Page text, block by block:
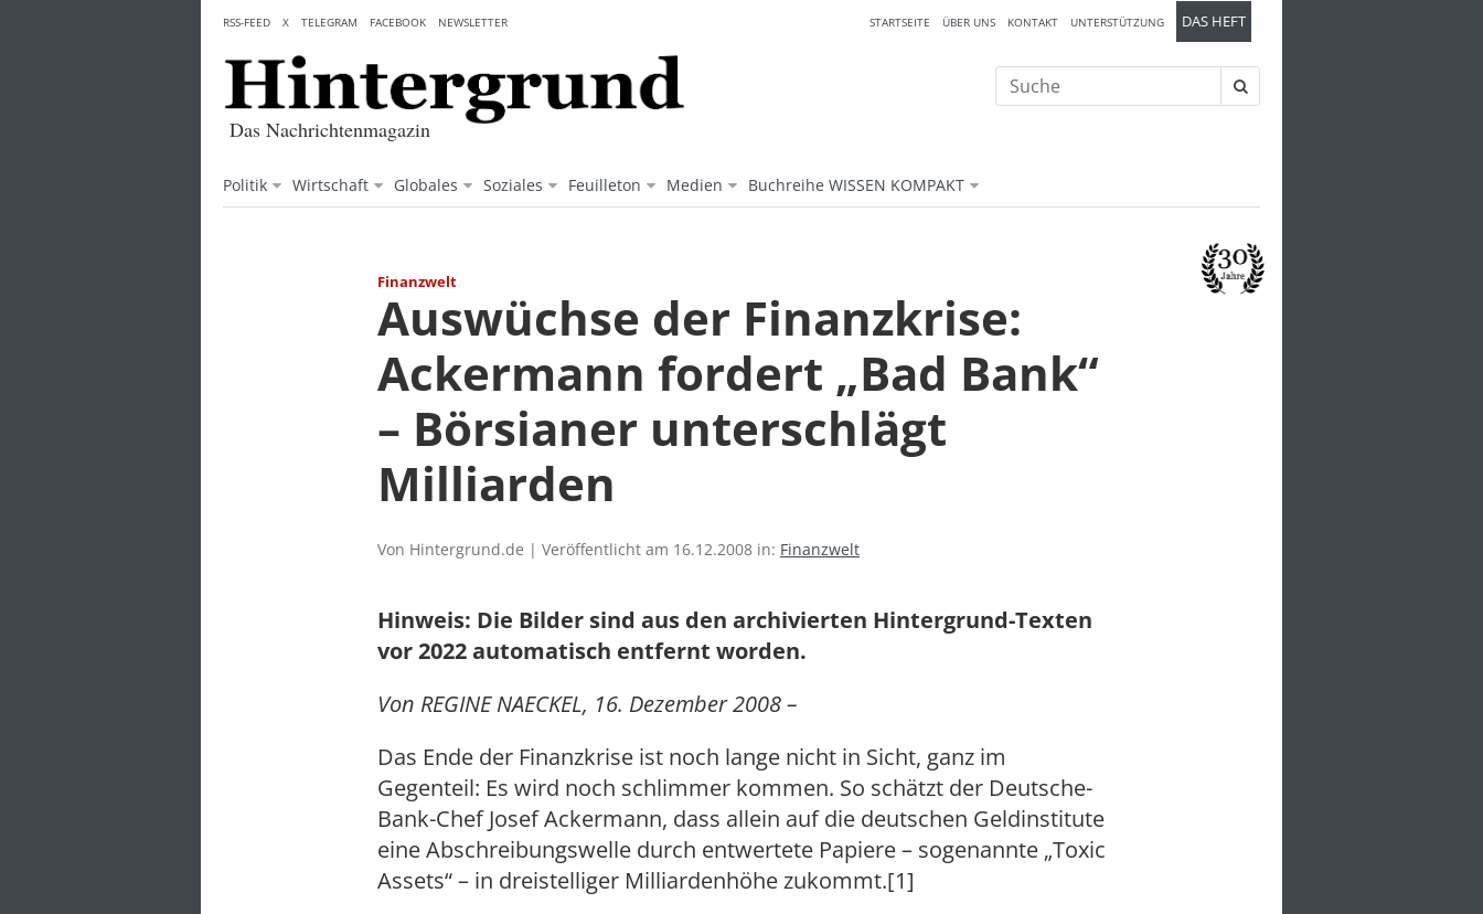
content
Das Nachrichtenmagazin
Politik Wirtschaft Globales Soziales Feuilleton Medien Buchreihe WISSEN KOMPAKT
STARTSEITE ÜBER UNS KONTAKT UNTERSTÜTZUNG DAS HEFT
RSS-FEED X TELEGRAM FACEBOOK NEWSLETTER
Suche
nach:
Finanzwelt
Auswüchse der Finanzkrise:
Ackermann fordert „Bad Bank“
– Börsianer unterschlägt
Milliarden
Von Hintergrund.de | Veröffentlicht am 16.12.2008 in: Finanzwelt
Hinweis: Die Bilder sind aus den archivierten Hintergrund-Texten
vor 2022 automatisch entfernt worden.
Von REGINE NAECKEL, 16. Dezember 2008 –
Das Ende der Finanzkrise ist noch lange nicht in Sicht, ganz im
Gegenteil: Es wird noch schlimmer kommen. So schätzt der Deutsche-
Bank-Chef Josef Ackermann, dass allein auf die deutschen Geldinstitute
eine Abschreibungswelle durch entwertete Papiere – sogenannte „Toxic
Assets“ – in dreistelliger Milliardenhöhe zukommt.[1]